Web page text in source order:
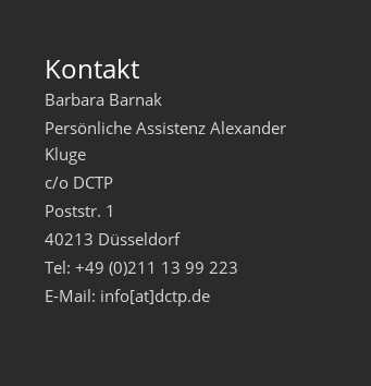
Kontakt
Barbara Barnak
Persönliche Assistenz Alexander
Kluge
c/o DCTP
Poststr. 1
40213 Düsseldorf
Tel: +49 (0)211 13 99 223
E-Mail: info[at]dctp.de